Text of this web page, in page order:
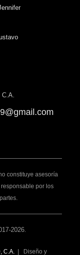
constituye asesoría
por los
2026.
C.A. | Diseño y